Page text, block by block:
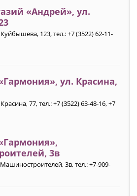
«Андрей», ул.
123, тел.: +7 (3522) 62-11-
ул. Красина,
77, тел.: +7 (3522) 63-48-16, +7
3в
3в, тел.: +7-909-